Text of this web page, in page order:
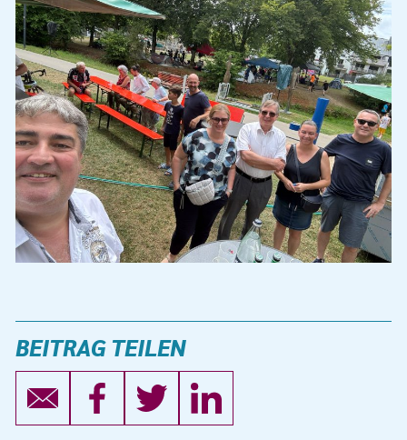
BEITRAG TEILEN